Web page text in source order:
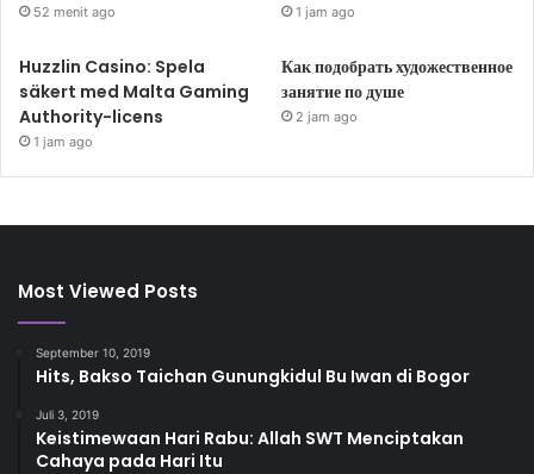
52 menit ago 1 jam ago
Huzzlin Casino: Spela
säkert med Malta Gaming
Authority-licens
1 jam ago
Как подобрать художественное
занятие по душе
2 jam ago
Most Viewed Posts
September 10, 2019
Hits, Bakso Taichan Gunungkidul Bu Iwan di Bogor
Juli 3, 2019
Keistimewaan Hari Rabu: Allah SWT Menciptakan
Cahaya pada Hari Itu